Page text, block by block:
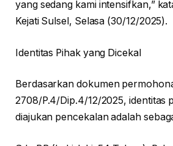
yang sedang kami intensifkan,”
Kejati Sulsel, Selasa (30/12/2025).
Identitas Pihak yang Dicekal
Berdasarkan dokumen
2708/P.4/Dip.4/12/2025, identitas
diajukan pencekalan adalah